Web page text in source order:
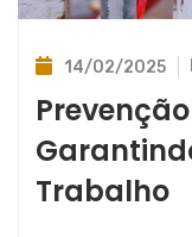
14/02/2025
Trabalho